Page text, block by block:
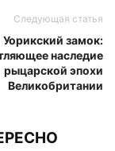
Следующая статья
Уорикский замок:
наследие
рыцарской эпохи
Великобритании